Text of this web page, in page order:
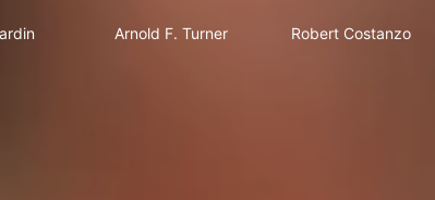
Arnold F. Turner Robert Costanzo